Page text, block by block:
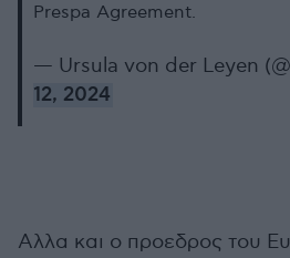
Prespa Agreement.
— Ursula von der Leyen
12, 2024
Αλλα και ο προεδρος του